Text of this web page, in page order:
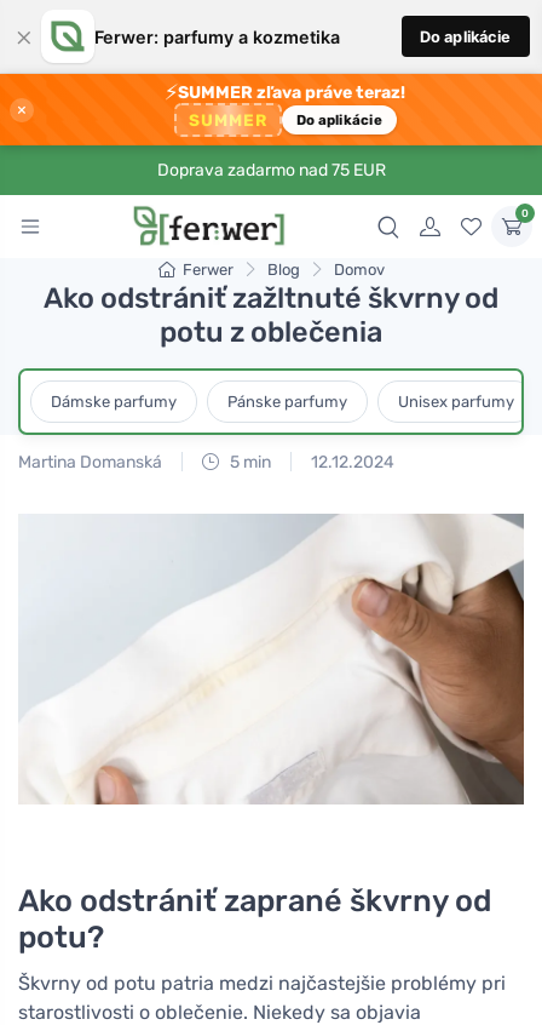
× Ferwer: parfumy a kozmetika Do aplikácie
×
⚡SUMMER zľava práve teraz!
SUMMER Do aplikácie
Doprava zadarmo nad 75 EUR
0
Ferwer Blog Domov
Ako odstrániť zažltnuté škvrny od
potu z oblečenia
Dámske parfumy Pánske parfumy Unisex parfumy
Martina Domanská 5 min 12.12.2024
Ako odstrániť zaprané škvrny od
potu?
Škvrny od potu patria medzi najčastejšie problémy pri
starostlivosti o oblečenie. Niekedy sa objavia